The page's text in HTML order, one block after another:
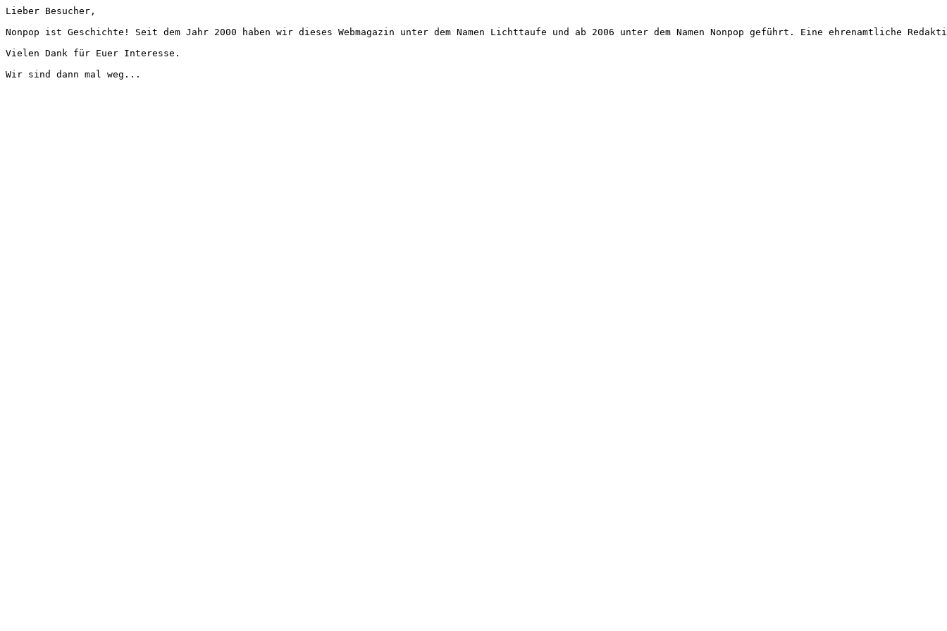
Lieber Besucher,
Nonpop ist Geschichte! Seit dem Jahr 2000 haben wir dieses Webmagazin unter dem Namen Lichttaufe und ab 2006 unter dem Namen Nonpop geführt. Eine ehrenamtliche
Vielen Dank für Euer Interesse.
Wir sind dann mal weg...